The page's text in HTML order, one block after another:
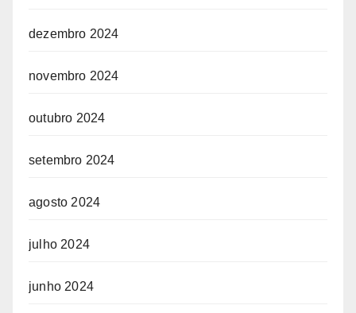
dezembro 2024
novembro 2024
outubro 2024
setembro 2024
agosto 2024
julho 2024
junho 2024